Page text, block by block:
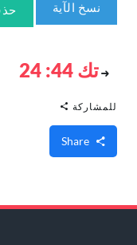
نسخ الآية
تك 44: 24
للمشاركة